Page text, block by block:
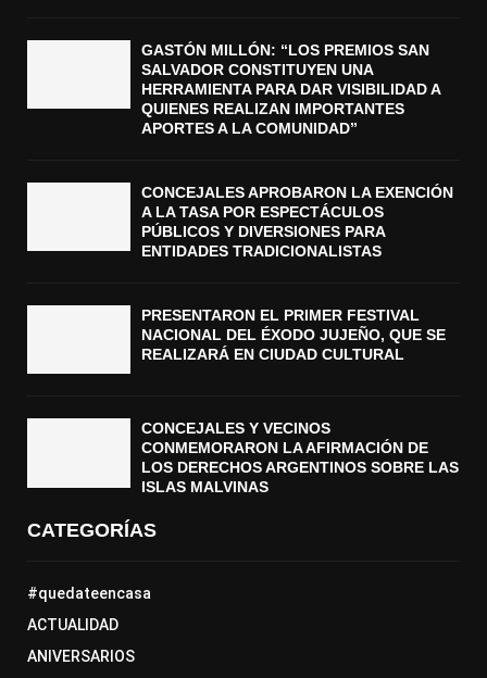
GASTÓN MILLÓN: “LOS PREMIOS SAN
SALVADOR CONSTITUYEN UNA
HERRAMIENTA PARA DAR VISIBILIDAD A
QUIENES REALIZAN IMPORTANTES
APORTES A LA COMUNIDAD”
CONCEJALES APROBARON LA EXENCIÓN
A LA TASA POR ESPECTÁCULOS
PÚBLICOS Y DIVERSIONES PARA
ENTIDADES TRADICIONALISTAS
PRESENTARON EL PRIMER FESTIVAL
NACIONAL DEL ÉXODO JUJEÑO, QUE SE
REALIZARÁ EN CIUDAD CULTURAL
CONCEJALES Y VECINOS
CONMEMORARON LA AFIRMACIÓN DE
LOS DERECHOS ARGENTINOS SOBRE LAS
ISLAS MALVINAS
CATEGORÍAS
#quedateencasa
ACTUALIDAD
ANIVERSARIOS